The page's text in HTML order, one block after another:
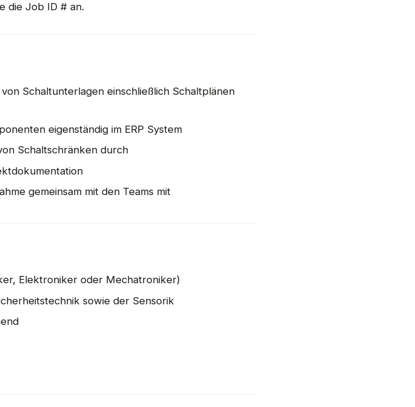
die Job ID # an.
Schaltunterlagen einschließlich Schaltplänen
eigenständig im ERP System
Schaltschränken durch
gemeinsam mit den Teams mit
Elektroniker oder Mechatroniker)
sowie der Sensorik